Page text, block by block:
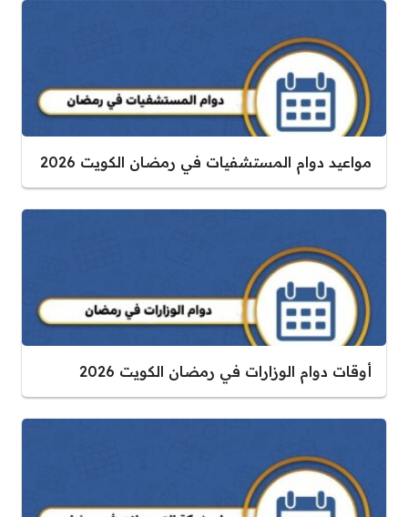
مواعيد دوام المستشفيات في رمضان الكويت 2026
أوقات دوام الوزارات في رمضان الكويت 2026